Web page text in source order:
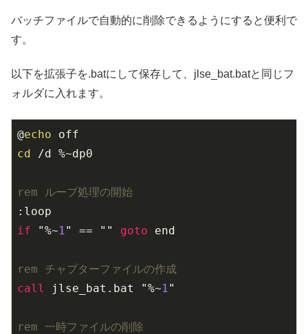
バッチファイルで自動的に削除できるようにすると便利で
す。
以下を拡張子を.batにして保存して、jlse_bat.batと同じフ
ォルダに入れます。
@echo
cd
rem ループ処理の開始
if "%~1 " == "" goto
rem チャプターファイルの作成
call
jlse_bat.bat "%~1
rem 一時ファイルの削除